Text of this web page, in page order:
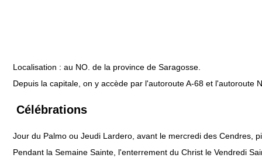
Localisation : au NO. de la province de Saragosse.
Depuis la capitale, on y accède par l'autoroute A-68 et l'autoroute
Célébrations
Jour du Palmo ou Jeudi Lardero, avant le mercredi des Cendres,
Pendant la Semaine Sainte, l'enterrement du Christ le Vendredi